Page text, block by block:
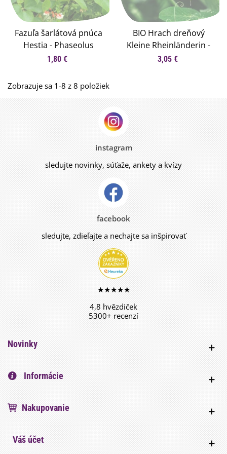
Fazuľa šarlátová pnúca
Hestia - Phaseolus
coccineus - semená
1,80 €
BIO Hrach dreňový
Kleine Rheinländerin -
Pisum sativa - bio
3,05 €
Zobrazuje sa 1-8 z 8 položiek
instagram
sledujte novinky, súťaže, ankety a kvízy
facebook
sledujte, zdieľajte a nechajte sa inšpirovať
★★★★★
4,8 hvězdiček
5300+ recenzí
Novinky
Informácie
Nakupovanie
Váš účet